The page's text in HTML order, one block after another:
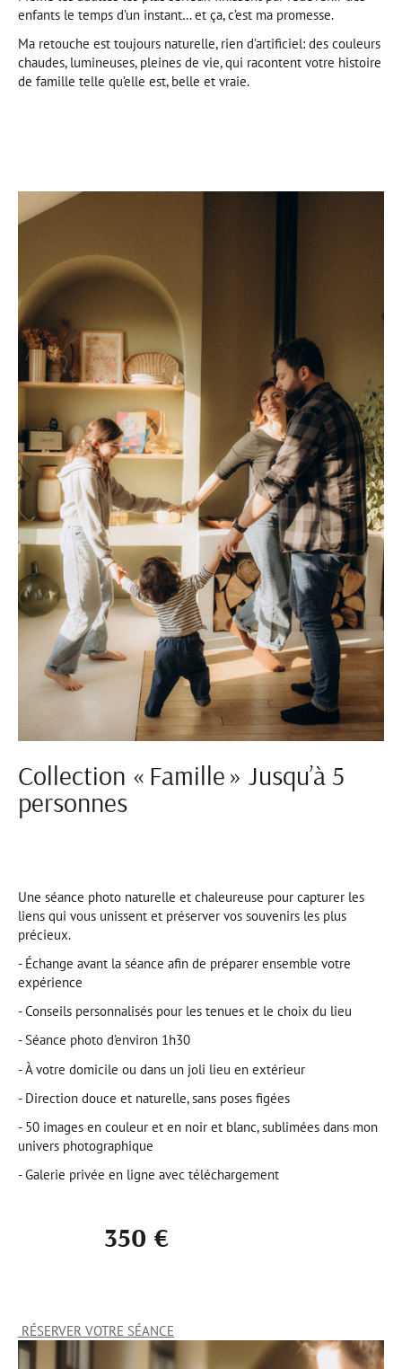
enfants le temps d’un instant… et ça, c’est ma promesse.
Ma retouche est toujours naturelle, rien d’artificiel: des couleurs
chaudes, lumineuses, pleines de vie, qui racontent votre histoire
de famille telle qu’elle est, belle et vraie.
Collection « Famille » Jusqu’à 5
personnes
Une séance photo naturelle et chaleureuse pour capturer les
liens qui vous unissent et préserver vos souvenirs les plus
précieux.
- Échange avant la séance afin de préparer ensemble votre
expérience
- Conseils personnalisés pour les tenues et le choix du lieu
- Séance photo d’environ 1h30
- À votre domicile ou dans un joli lieu en extérieur
- Direction douce et naturelle, sans poses figées
- 50 images en couleur et en noir et blanc, sublimées dans mon
univers photographique
- Galerie privée en ligne avec téléchargement
350 €
RÉSERVER VOTRE SÉANCE